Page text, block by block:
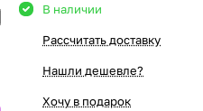
В наличии
Рассчитать доставку
Нашли дешевле?
Хочу в подарок